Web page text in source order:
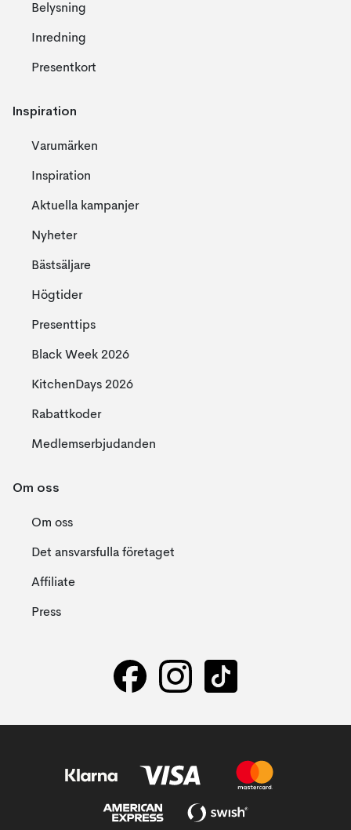
Belysning
Inredning
Presentkort
Inspiration
Varumärken
Inspiration
Aktuella kampanjer
Nyheter
Bästsäljare
Högtider
Presenttips
Black Week 2026
KitchenDays 2026
Rabattkoder
Medlemserbjudanden
Om oss
Om oss
Det ansvarsfulla företaget
Affiliate
Press